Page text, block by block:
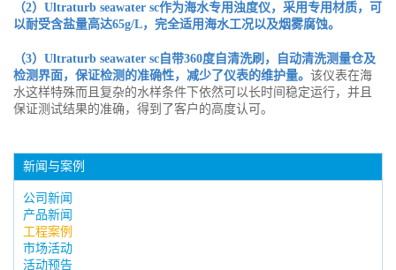
（2）Ultraturb seawater sc作为海水专用浊度仪，采用专用材质，可
以耐受含盐量高达65g/L，完全适用海水工况以及烟雾腐蚀。
（3）Ultraturb seawater sc自带360度自清洗刷，自动清洗测量仓及
检测界面，保证检测的准确性，减少了仪表的维护量。 该仪表在海
水这样特殊而且复杂的水样条件下依然可以长时间稳定运行，并且
保证测试结果的准确，得到了客户的高度认可。
新闻与案例
公司新闻
产品新闻
工程案例
市场活动
活动预告